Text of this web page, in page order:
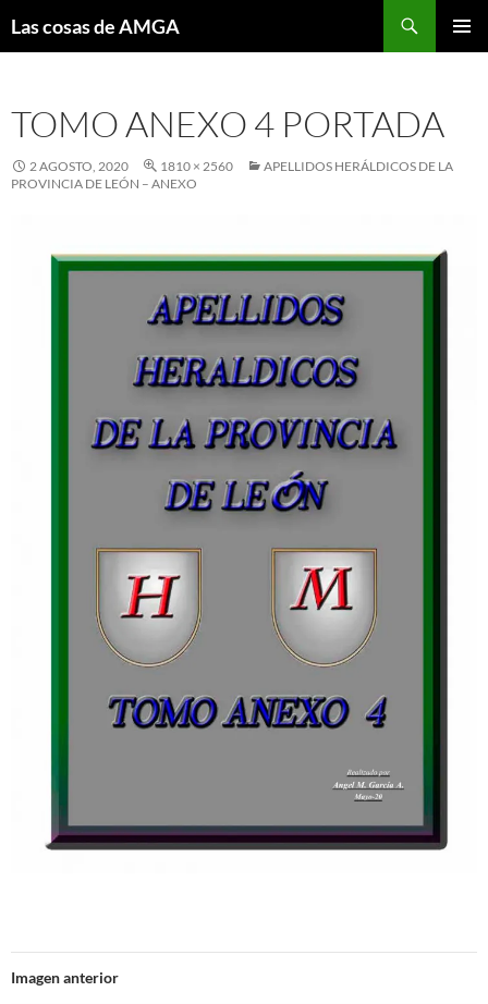
Las cosas de AMGA
TOMO ANEXO 4 PORTADA
2 AGOSTO, 2020 1810 × 2560
APELLIDOS HERÁLDICOS DE LA
PROVINCIA DE LEÓN – ANEXO
Imagen anterior